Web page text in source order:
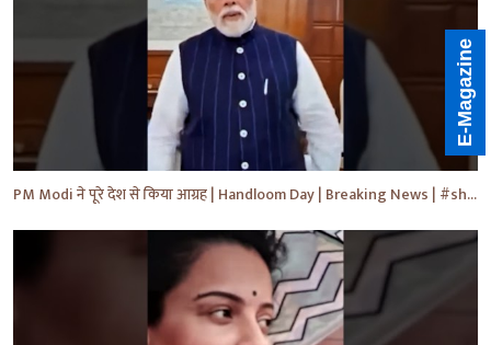
PM Modi ने पूरे देश से किया आग्रह | Handloom Day | Breaking News | #shorts #yt #news #ytnews
E-Magazine